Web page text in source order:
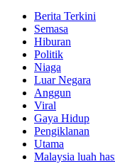
Berita Terkini
Semasa
Hiburan
Politik
Niaga
Luar Negara
Anggun
Viral
Gaya Hidup
Pengiklanan
Utama
Malaysia luah